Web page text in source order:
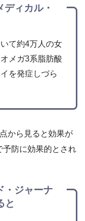
ィカル・
て約4万人の女
メガ3系脂肪酸
を発症しづら
から見ると効果が
予防に効果的とされ
・ジャーナ
と